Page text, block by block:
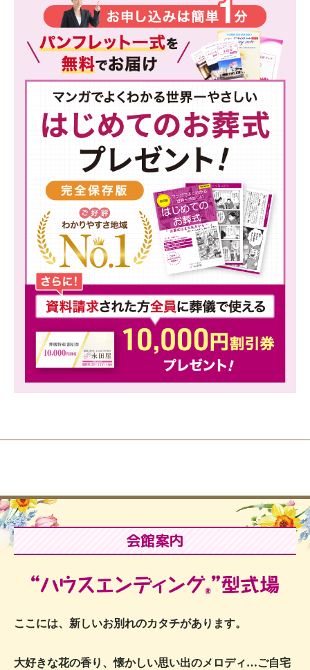
会館案内
ここには、新しいお別れのカタチがあります。
大好きな花の香り、懐かしい思い出のメロディ…ご自宅